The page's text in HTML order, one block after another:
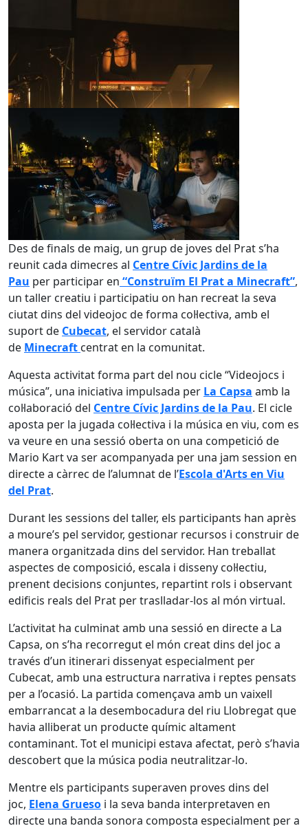
Des de finals de maig, un grup de joves del Prat s’ha
reunit cada dimecres al Centre Cívic Jardins de la
Pau per participar en “Construïm El Prat a Minecraft”,
un taller creatiu i participatiu on han recreat la seva
ciutat dins del videojoc de forma col·lectiva, amb el
suport de Cubecat, el servidor català
de Minecraft centrat en la comunitat.
Aquesta activitat forma part del nou cicle “Videojocs i
música”, una iniciativa impulsada per La Capsa amb la
col·laboració del Centre Cívic Jardins de la Pau. El cicle
aposta per la jugada col·lectiva i la música en viu, com es
va veure en una sessió oberta on una competició de
Mario Kart va ser acompanyada per una jam session en
directe a càrrec de l’alumnat de l’Escola d'Arts en Viu
del Prat.
Durant les sessions del taller, els participants han après
a moure’s pel servidor, gestionar recursos i construir de
manera organitzada dins del servidor. Han treballat
aspectes de composició, escala i disseny col·lectiu,
prenent decisions conjuntes, repartint rols i observant
edificis reals del Prat per traslladar-los al món virtual.
L’activitat ha culminat amb una sessió en directe a La
Capsa, on s’ha recorregut el món creat dins del joc a
través d’un itinerari dissenyat especialment per
Cubecat, amb una estructura narrativa i reptes pensats
per a l’ocasió. La partida començava amb un vaixell
embarrancat a la desembocadura del riu Llobregat que
havia alliberat un producte químic altament
contaminant. Tot el municipi estava afectat, però s’havia
descobert que la música podia neutralitzar-lo.
Mentre els participants superaven proves dins del
joc, Elena Grueso i la seva banda interpretaven en
directe una banda sonora composta especialment per a